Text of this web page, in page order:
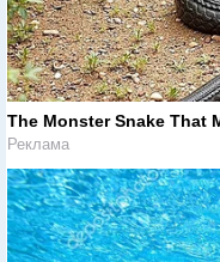
The Monster Snake That
Реклама